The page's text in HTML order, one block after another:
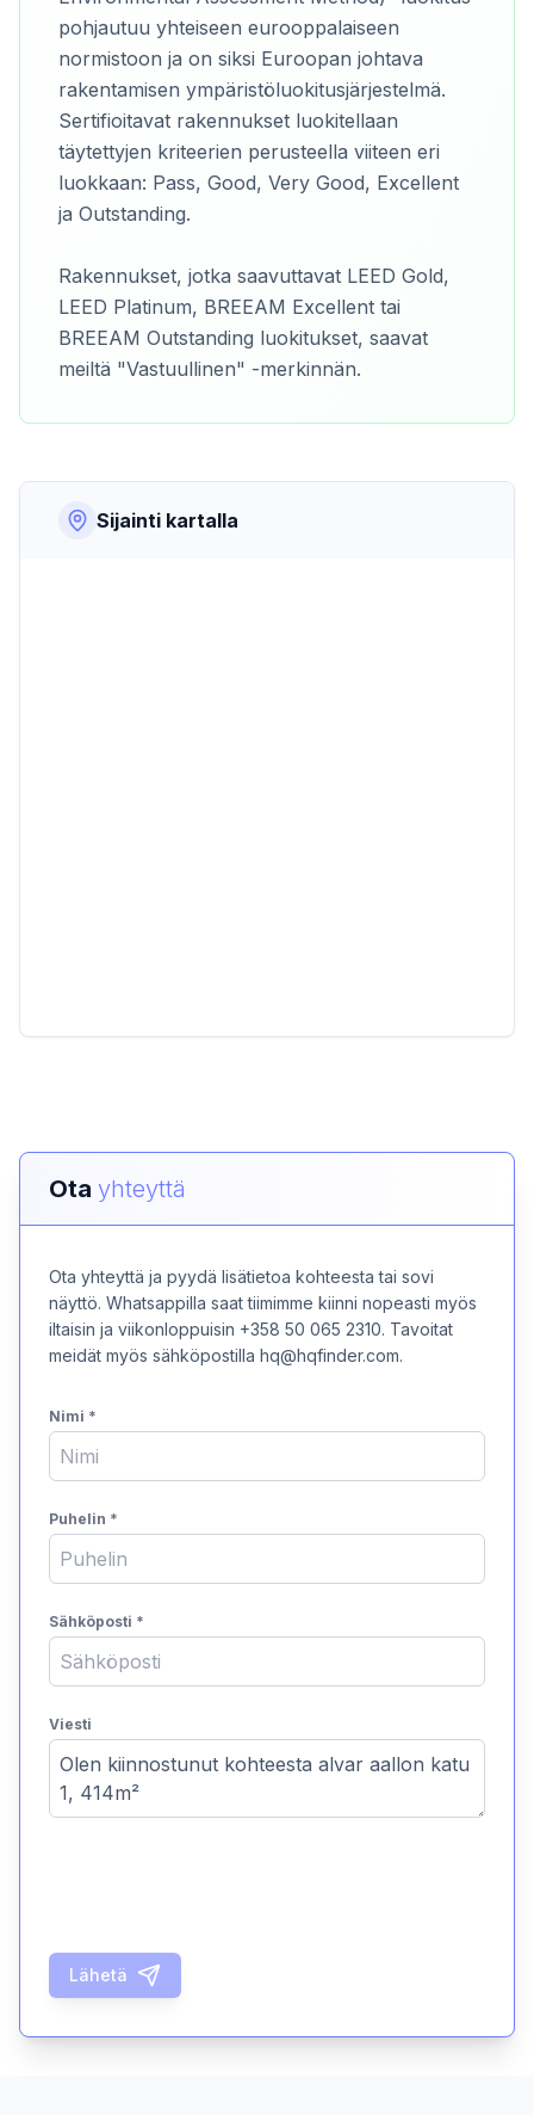
pohjautuu yhteiseen eurooppalaiseen
normistoon ja on siksi Euroopan johtava
rakentamisen ympäristöluokitusjärjestelmä.
Sertifioitavat rakennukset luokitellaan
täytettyjen kriteerien perusteella viiteen eri
luokkaan: Pass, Good, Very Good, Excellent
ja Outstanding.
Rakennukset, jotka saavuttavat LEED Gold,
LEED Platinum, BREEAM Excellent tai
BREEAM Outstanding luokitukset, saavat
meiltä "Vastuullinen" -merkinnän.
Sijainti kartalla
Ota yhteyttä
Ota yhteyttä ja pyydä lisätietoa kohteesta tai sovi
näyttö. Whatsappilla saat tiimimme kiinni nopeasti myös
iltaisin ja viikonloppuisin +358 50 065 2310. Tavoitat
meidät myös sähköpostilla hq@hqfinder.com.
Nimi *
Puhelin *
Sähköposti *
Viesti
Lähetä